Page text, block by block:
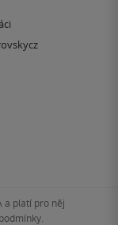
a platí pro něj
.